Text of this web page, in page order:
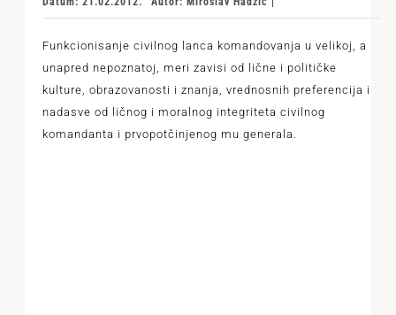
Funkcionisanje civilnog lanca komandovanja u velikoj, a
unapred nepoznatoj, meri zavisi od lične i političke
kulture, obrazovanosti i znanja, vrednosnih preferencija i
nadasve od ličnog i moralnog integriteta civilnog
komandanta i prvopotčinjenog mu generala.